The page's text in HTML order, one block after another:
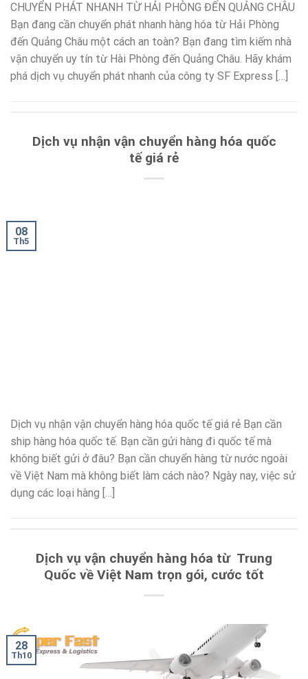
CHUYỂN PHÁT NHANH TỪ HẢI PHÒNG ĐẾN QUẢNG CHÂU
Bạn đang cần chuyển phát nhanh hàng hóa từ Hải Phòng
đến Quảng Châu một cách an toàn? Bạn đang tìm kiếm nhà
vận chuyển uy tín từ Hài Phòng đến Quảng Châu. Hãy khám
phá dịch vụ chuyển phát nhanh của công ty SF Express […]
Dịch vụ nhận vận chuyển hàng hóa quốc
tế giá rẻ
08
Th5
Dịch vụ nhận vận chuyển hàng hóa quốc tế giá rẻ Bạn cần
ship hàng hóa quốc tế. Bạn cần gửi hàng đi quốc tế mà
không biết gửi ở đâu? Bạn cần chuyển hàng từ nước ngoài
về Việt Nam mà không biết làm cách nào? Ngày nay, việc sử
dụng các loại hàng […]
Dịch vụ vận chuyển hàng hóa từ Trung
Quốc về Việt Nam trọn gói, cước tốt
28
Th10